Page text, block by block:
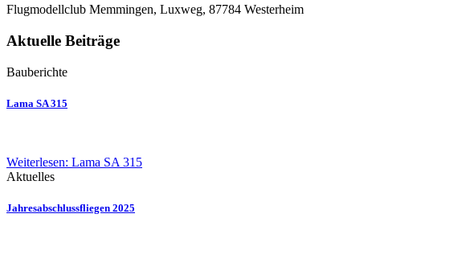
Flugmodellclub Memmingen, Luxweg, 87784 Westerheim
Aktuelle Beiträge
Bauberichte
Lama SA 315
Weiterlesen: Lama SA 315
Aktuelles
Jahresabschlussfliegen 2025